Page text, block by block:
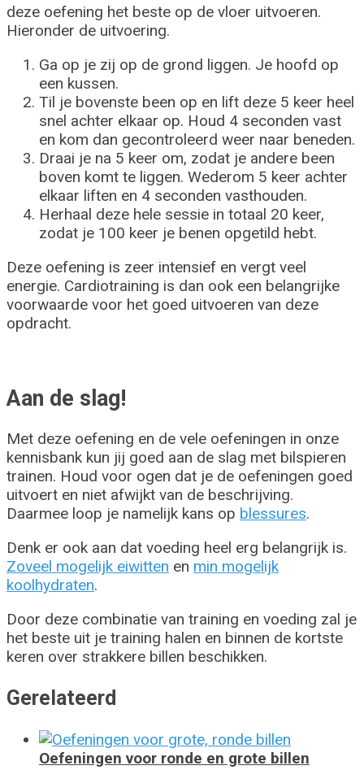
deze oefening het beste op de vloer uitvoeren.
Hieronder de uitvoering.
Ga op je zij op de grond liggen. Je hoofd op
een kussen.
Til je bovenste been op en lift deze 5 keer heel
snel achter elkaar op. Houd 4 seconden vast
en kom dan gecontroleerd weer naar beneden.
Draai je na 5 keer om, zodat je andere been
boven komt te liggen. Wederom 5 keer achter
elkaar liften en 4 seconden vasthouden.
Herhaal deze hele sessie in totaal 20 keer,
zodat je 100 keer je benen opgetild hebt.
Deze oefening is zeer intensief en vergt veel
energie. Cardiotraining is dan ook een belangrijke
voorwaarde voor het goed uitvoeren van deze
opdracht.
Aan de slag!
Met deze oefening en de vele oefeningen in onze
kennisbank kun jij goed aan de slag met bilspieren
trainen. Houd voor ogen dat je de oefeningen goed
uitvoert en niet afwijkt van de beschrijving.
Daarmee loop je namelijk kans op blessures.
Denk er ook aan dat voeding heel erg belangrijk is.
Zoveel mogelijk eiwitten en min mogelijk
koolhydraten.
Door deze combinatie van training en voeding zal je
het beste uit je training halen en binnen de kortste
keren over strakkere billen beschikken.
Gerelateerd
Oefeningen voor ronde en grote billen